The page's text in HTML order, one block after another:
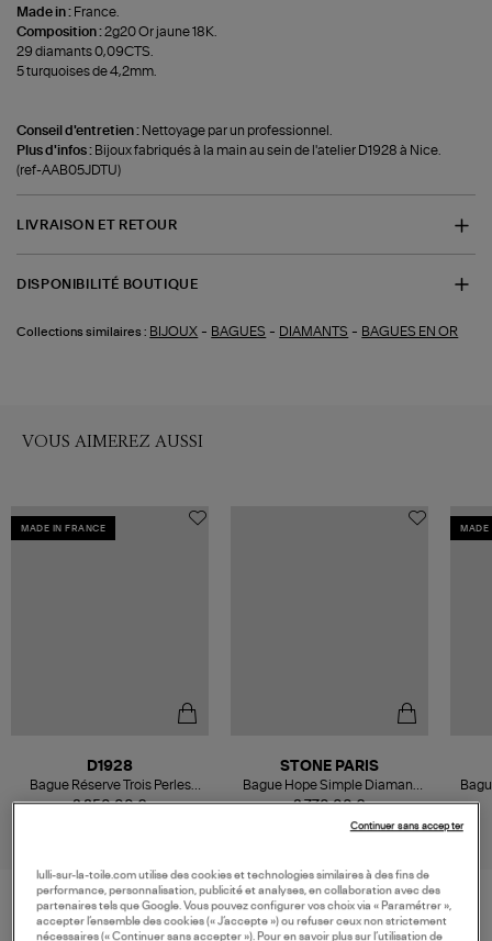
Made in : France.
Composition :2g20 Or jaune 18K.
29 diamants 0,09CTS.
5 turquoises de 4,2mm.
Conseil d'entretien : Nettoyage par un professionnel.
Plus d'infos : Bijoux fabriqués à la main au sein de l'atelier D1928 à Nice.
(ref-AAB05JDTU)
LIVRAISON ET RETOUR
DISPONIBILITÉ BOUTIQUE
Collections similaires : BIJOUX - BAGUES - DIAMANTS - BAGUES EN OR
VOUS AIMEREZ AUSSI
MADE IN FRANCE
2 850,00 €
D1928
Bague Réserve Trois Perles
Turquoises Or Jaune
2 770,00 €
STONE PARIS
Bague Hope Simple Diamant
Emeraude Or Jaune
MADE
VOS DERNIERS PRODUITS VUS
lulli-sur-la-toile.com utilise des cookies et technologies similaires à des fins de
performance, personnalisation, publicité et analyses, en collaboration avec des
partenaires tels que Google. Vous pouvez configurer vos choix via « Paramétrer »,
accepter l’ensemble des cookies (« J’accepte ») ou refuser ceux non strictement
nécessaires (« Continuer sans accepter »). Pour en savoir plus sur l’utilisation de
Continuer sans accepter